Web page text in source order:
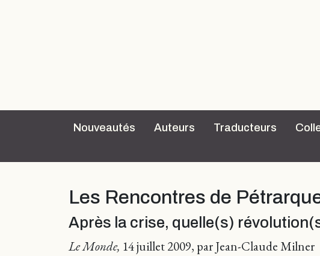
Nouveautés Auteurs Traducteurs
Les Rencontres de
Après la crise, quelle(s)
Le Monde, 14 juillet 2009, par Jean-Claude Milner